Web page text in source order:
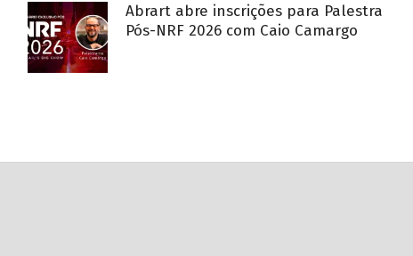
Abrart abre inscrições para Palestra
Pós-NRF 2026 com Caio Camargo